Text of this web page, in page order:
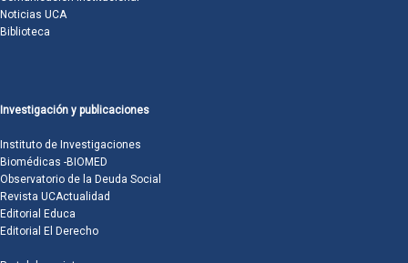
Noticias UCA
Biblioteca
Investigación y publicaciones
Instituto de Investigaciones
Biomédicas -BIOMED
Observatorio de la Deuda Social
Revista UCActualidad
Editorial Educa
Editorial El Derecho